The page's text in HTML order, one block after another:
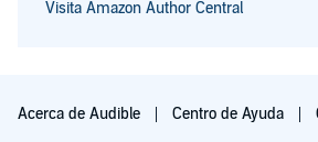
Visita Amazon Author Central
Acerca de Audible Centro de Ayuda